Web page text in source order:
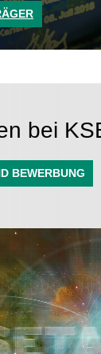
bei
BEWERBUNG